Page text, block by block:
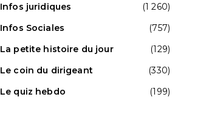
Infos juridiques
(1 260)
Infos Sociales
(757)
La petite histoire du jour
(129)
Le coin du dirigeant
(330)
Le quiz hebdo
(199)